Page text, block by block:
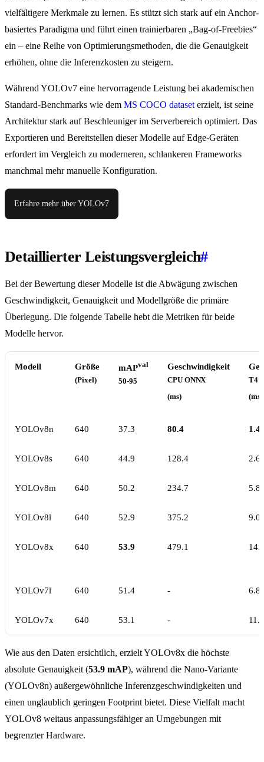
vielfältigere Merkmale zu lernen. Es stützt sich stark auf ein Anchor-
basiertes Paradigma und führt einen trainierbaren „Bag-of-Freebies“
ein – eine Reihe von Optimierungsmethoden, die die Genauigkeit
erhöhen, ohne die Inferenzkosten zu steigern.
Während YOLOv7 eine hervorragende Leistung bei akademischen
Standard-Benchmarks wie dem MS COCO dataset erzielt, ist seine
Architektur stark auf Beschleuniger im Serverbereich optimiert. Das
Exportieren und Bereitstellen dieser Modelle auf Edge-Geräten
erfordert im Vergleich zu moderneren, schlankeren Frameworks
manchmal mehr manuelle Konfiguration.
Erfahre mehr über YOLOv7
Detaillierter Leistungsvergleich#
Bei der Bewertung dieser Modelle ist die Abwägung zwischen
Geschwindigkeit, Genauigkeit und Modellgröße die primäre
Überlegung. Die folgende Tabelle hebt die Metriken für beide
Modelle hervor.
Modell Größe
(Pixel)
mAPval
50-95
Geschwindigkeit
CPU ONNX
(ms)
T4
(ms)
YOLOv8n 640 37.3 80.4
YOLOv8s 640 44.9 128.4
YOLOv8m 640 50.2 234.7
YOLOv8l 640 52.9 375.2
YOLOv8x 640 53.9 479.1
YOLOv7l 640 51.4 -
YOLOv7x 640 53.1 -
Wie aus den Daten ersichtlich, erzielt YOLOv8x die höchste
absolute Genauigkeit (53.9 mAP), während die Nano-Variante
(YOLOv8n) außergewöhnliche Inferenzgeschwindigkeiten und
einen unglaublich geringen Footprint bietet. Diese Vielfalt macht
YOLOv8 weitaus anpassungsfähiger an Umgebungen mit
begrenzter Hardware.